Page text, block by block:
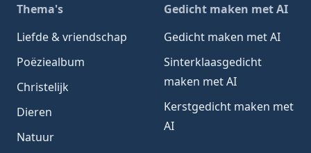
Thema's
Liefde & vriendschap
Poëziealbum
Christelijk
Dieren
Natuur
Gedicht maken met AI
Gedicht maken met AI
Sinterklaasgedicht
maken met AI
Kerstgedicht maken met
AI